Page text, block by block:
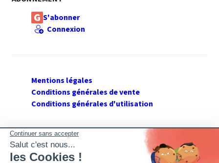
S'abonner
Connexion
Mentions légales
Conditions générales de vente
Conditions générales d'utilisation
SUIVEZ GERANT DE SARL